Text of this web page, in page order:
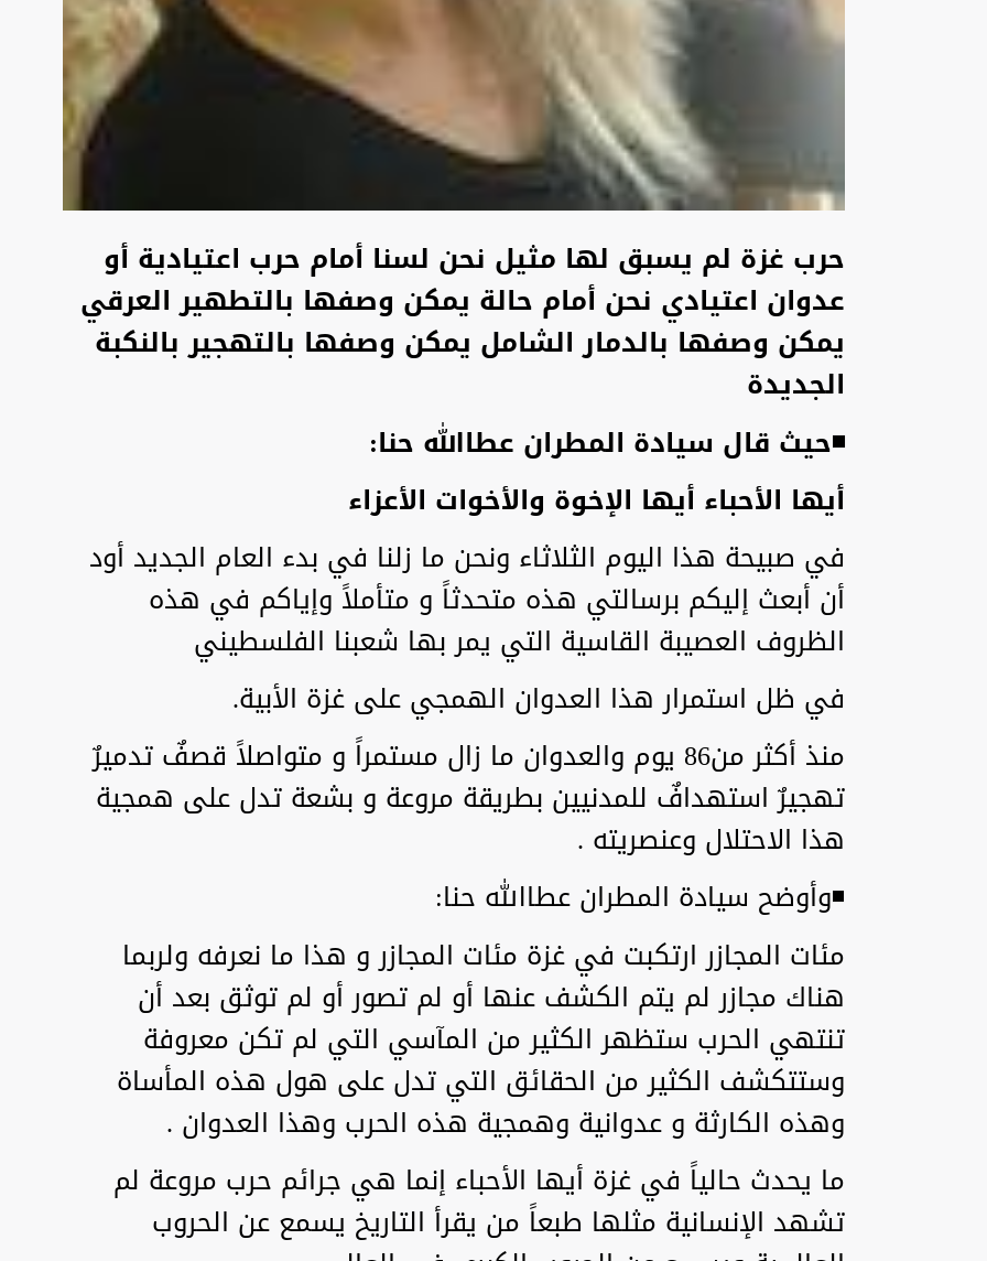
حرب غزة لم يسبق لها مثيل نحن لسنا أمام حرب اعتيادية أو
عدوان اعتيادي نحن أمام حالة يمكن وصفها بالتطهير العرقي
يمكن وصفها بالدمار الشامل يمكن وصفها بالتهجير بالنكبة
الجديدة
◾حيث قال سيادة المطران عطاالله حنا:
أيها الأحباء أيها الإخوة والأخوات الأعزاء
في صبيحة هذا اليوم الثلاثاء ونحن ما زلنا في بدء العام الجديد أود
أن أبعث إليكم برسالتي هذه متحدثاً و متأملاً وإياكم في هذه
الظروف العصيبة القاسية التي يمر بها شعبنا الفلسطيني
في ظل استمرار هذا العدوان الهمجي على غزة الأبية.
منذ أكثر من86 يوم والعدوان ما زال مستمراً و متواصلاً قصفٌ تدميرٌ
تهجيرٌ استهدافٌ للمدنيين بطريقة مروعة و بشعة تدل على همجية
هذا الاحتلال وعنصريته .
◾وأوضح سيادة المطران عطاالله حنا:
مئات المجازر ارتكبت في غزة مئات المجازر و هذا ما نعرفه ولربما
هناك مجازر لم يتم الكشف عنها أو لم تصور أو لم توثق بعد أن
تنتهي الحرب ستظهر الكثير من المآسي التي لم تكن معروفة
وستتكشف الكثير من الحقائق التي تدل على هول هذه المأساة
وهذه الكارثة و عدوانية وهمجية هذه الحرب وهذا العدوان .
ما يحدث حالياً في غزة أيها الأحباء إنما هي جرائم حرب مروعة لم
تشهد الإنسانية مثلها طبعاً من يقرأ التاريخ يسمع عن الحروب